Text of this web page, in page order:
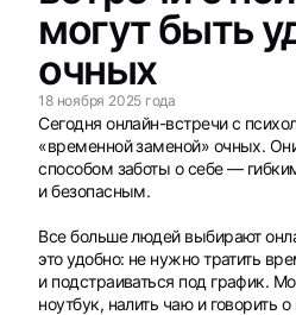
могут быть
очных
18 ноября 2025 года
Сегодня онлайн-встречи с
«временной заменой» очных.
способом заботы о себе —
и безопасным.
Все больше людей выбирают
это удобно: не нужно тратить
и подстраиваться под график.
ноутбук, налить чаю и говорить